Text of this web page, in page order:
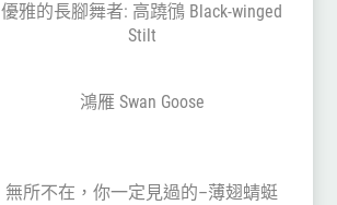
優雅的長腳舞者: 高蹺鴴 Black-winged
Stilt
鴻雁 Swan Goose
無所不在，你一定見過的–薄翅蜻蜓